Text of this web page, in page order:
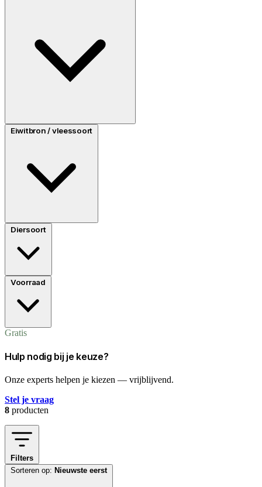
Eiwitbron / vleessoort
Diersoort
Voorraad
Gratis
Hulp nodig bij je keuze?
Onze experts helpen je kiezen — vrijblijvend.
Stel je vraag
8 producten
Filters
Sorteren op: Nieuwste eerst